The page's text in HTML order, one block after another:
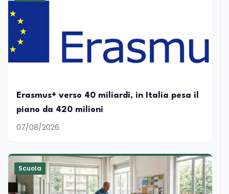
Erasmus+ verso 40 miliardi, in Italia pesa il
piano da 420 milioni
07/08/2026
Scuola